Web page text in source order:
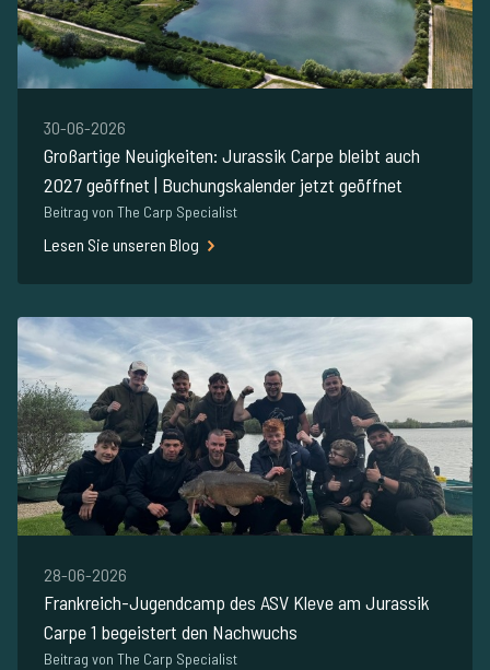
30-06-2026
Großartige Neuigkeiten: Jurassik Carpe bleibt auch
2027 geöffnet | Buchungskalender jetzt geöffnet
Beitrag von The Carp Specialist
Lesen Sie unseren Blog
28-06-2026
Frankreich-Jugendcamp des ASV Kleve am Jurassik
Carpe 1 begeistert den Nachwuchs
Beitrag von The Carp Specialist